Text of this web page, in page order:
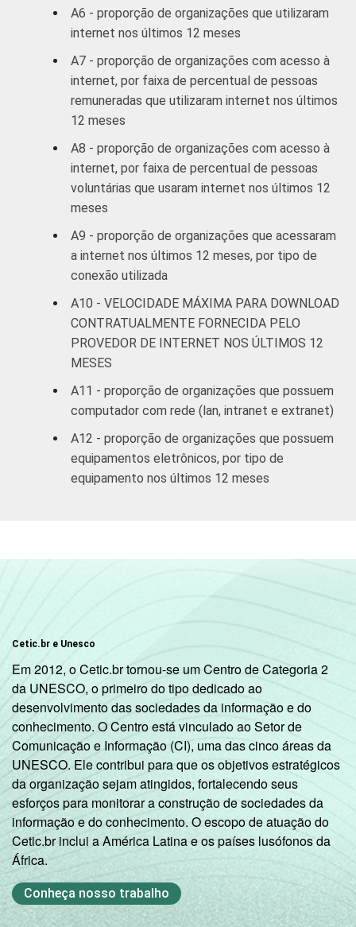
A6 - proporção de organizações que utilizaram
internet nos últimos 12 meses
A7 - proporção de organizações com acesso à
internet, por faixa de percentual de pessoas
remuneradas que utilizaram internet nos últimos
12 meses
A8 - proporção de organizações com acesso à
internet, por faixa de percentual de pessoas
voluntárias que usaram internet nos últimos 12
meses
A9 - proporção de organizações que acessaram
a internet nos últimos 12 meses, por tipo de
conexão utilizada
A10 - VELOCIDADE MÁXIMA PARA DOWNLOAD
CONTRATUALMENTE FORNECIDA PELO
PROVEDOR DE INTERNET NOS ÚLTIMOS 12
MESES
A11 - proporção de organizações que possuem
computador com rede (lan, intranet e extranet)
A12 - proporção de organizações que possuem
equipamentos eletrônicos, por tipo de
equipamento nos últimos 12 meses
Cetic.br e Unesco
Em 2012, o Cetic.br tornou-se um Centro de Categoria 2
da UNESCO, o primeiro do tipo dedicado ao
desenvolvimento das sociedades da informação e do
conhecimento. O Centro está vinculado ao Setor de
Comunicação e Informação (CI), uma das cinco áreas da
UNESCO. Ele contribui para que os objetivos estratégicos
da organização sejam atingidos, fortalecendo seus
esforços para monitorar a construção de sociedades da
informação e do conhecimento. O escopo de atuação do
Cetic.br inclui a América Latina e os países lusófonos da
África.
Conheça nosso trabalho